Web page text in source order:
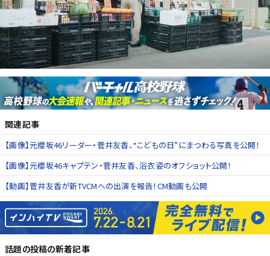
関連記事
【画像】元櫻坂46リーダー・菅井友香、“こどもの日”にまつわる写真を公開！
【画像】元櫻坂46キャプテン・菅井友香、浴衣姿のオフショット公開！
【動画】菅井友香が新TVCMへの出演を報告！CM動画も公開
話題の投稿の新着記事